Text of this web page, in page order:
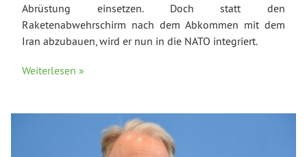
Abrüstung einsetzen. Doch statt den
Raketenabwehrschirm nach dem Abkommen mit dem
Iran abzubauen, wird er nun in die NATO integriert.
Weiterlesen »